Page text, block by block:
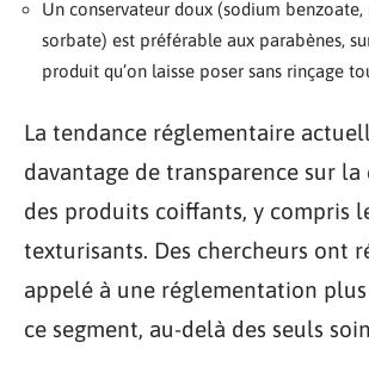
Un conservateur doux (sodium benzoate,
sorbate) est préférable aux parabènes,
produit qu’on laisse poser sans rinçage
La tendance réglementaire
davantage de transparence sur
des produits coiffants, y compris
texturisants. Des chercheurs ont
appelé à une réglementation
ce segment, au-delà des seuls